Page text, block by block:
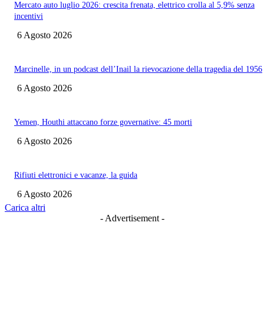
Mercato auto luglio 2026: crescita frenata, elettrico crolla al 5,9% senza
incentivi
6 Agosto 2026
Marcinelle, in un podcast dell’Inail la rievocazione della tragedia del 1956
6 Agosto 2026
Yemen, Houthi attaccano forze governative: 45 morti
6 Agosto 2026
Rifiuti elettronici e vacanze, la guida
6 Agosto 2026
Carica altri
- Advertisement -